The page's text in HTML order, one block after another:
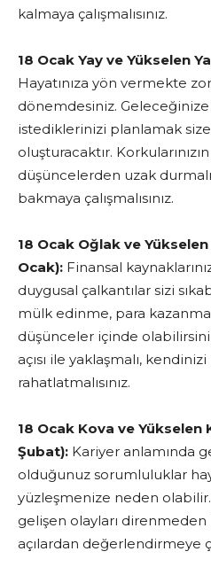
kalmaya çalışmalısınız.
18 Ocak Yay ve Yükselen
Hayatınıza yön vermekte
dönemdesiniz.
istediklerinizi planlamak
oluşturacaktır.
düşüncelerden uzak
bakmaya çalışmalısınız.
18 Ocak Oğlak ve Yükselen
Ocak): Finansal
duygusal çalkantılar sizi
mülk edinme, para
düşünceler içinde
açısı ile yaklaşmalı,
rahatlatmalısınız.
18 Ocak Kova ve Yükselen
Şubat): Kariyer anlamında
olduğunuz sorumluluklar
yüzleşmenize neden
gelişen olayları
açılardan değerlendirmeye